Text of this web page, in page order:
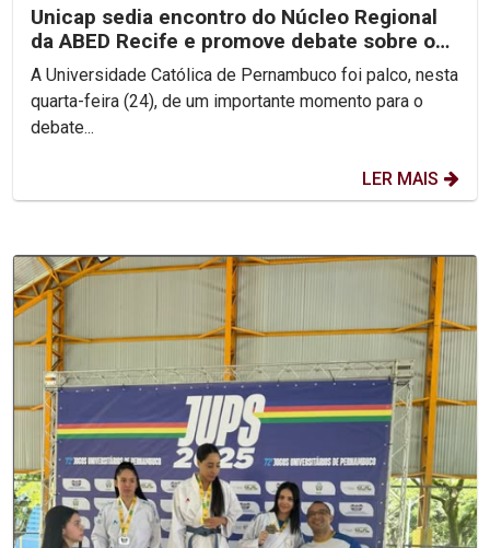
Unicap sedia encontro do Núcleo Regional
da ABED Recife e promove debate sobre os
rumos da EAD no...
A Universidade Católica de Pernambuco foi palco, nesta
quarta-feira (24), de um importante momento para o
debate...
LER MAIS